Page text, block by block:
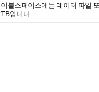
블스페이스에는 데이터 파일
입니다.